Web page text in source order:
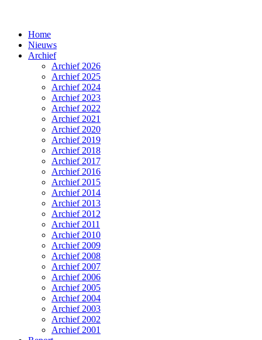
Home
Nieuws
Archief
Archief 2026
Archief 2025
Archief 2024
Archief 2023
Archief 2022
Archief 2021
Archief 2020
Archief 2019
Archief 2018
Archief 2017
Archief 2016
Archief 2015
Archief 2014
Archief 2013
Archief 2012
Archief 2011
Archief 2010
Archief 2009
Archief 2008
Archief 2007
Archief 2006
Archief 2005
Archief 2004
Archief 2003
Archief 2002
Archief 2001